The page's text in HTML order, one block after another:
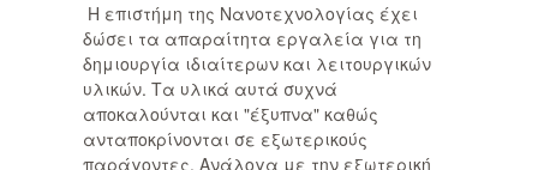
Η επιστήμη της Νανοτεχνολογίας έχει
δώσει τα απαραίτητα εργαλεία για τη
δημιουργία ιδιαίτερων και λειτουργικών
υλικών. Τα υλικά αυτά συχνά
αποκαλούνται και "έξυπνα" καθώς
ανταποκρίνονται σε εξωτερικούς
παράγοντες. Ανάλογα με την εξωτερική